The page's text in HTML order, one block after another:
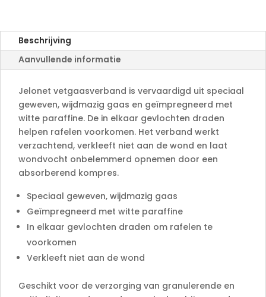
n
a
Beschrijving
Aanvullende informatie
Jelonet vetgaasverband is vervaardigd uit speciaal
geweven, wijdmazig gaas en geïmpregneerd met
witte paraffine. De in elkaar gevlochten draden
helpen rafelen voorkomen. Het verband werkt
verzachtend, verkleeft niet aan de wond en laat
wondvocht onbelemmerd opnemen door een
absorberend kompres.
Speciaal geweven, wijdmazig gaas
Geïmpregneerd met witte paraffine
In elkaar gevlochten draden om rafelen te
voorkomen
Verkleeft niet aan de wond
Geschikt voor de verzorging van granulerende en